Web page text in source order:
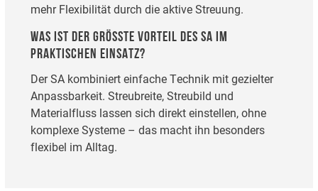
mehr Flexibilität durch die aktive Streuung.
WAS IST DER GRÖSSTE VORTEIL DES SA IM P
RAKTISCHEN EINSATZ?
Der SA kombiniert einfache Technik mit gezielter
Anpassbarkeit. Streubreite, Streubild und
Materialfluss lassen sich direkt einstellen, ohne
komplexe Systeme – das macht ihn besonders
flexibel im Alltag.